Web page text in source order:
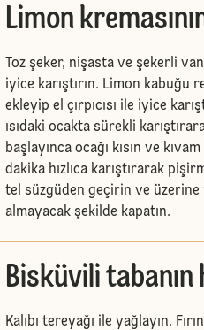
Limon
Toz şeker, nişasta ve şekerli
iyice karıştırın. Limon kabuğu
ekleyip el çırpıcısı ile iyice
ısıdaki ocakta sürekli
başlayınca ocağı kısın ve
dakika hızlıca karıştırarak
tel süzgüden geçirin ve üzerine
almayacak şekilde kapatın.
Bisküvili tabanın
Kalıbı tereyağı ile yağlayın.